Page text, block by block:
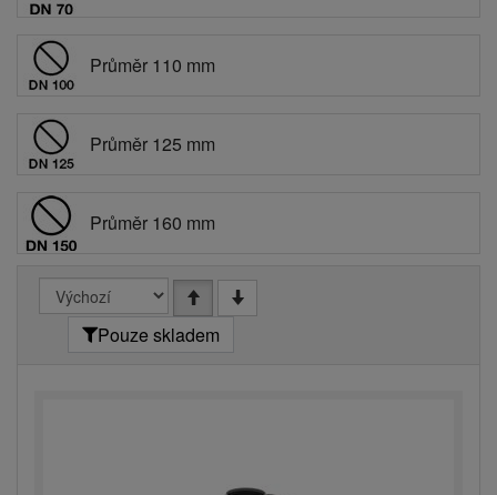
Průměr 110 mm
Průměr 125 mm
Průměr 160 mm
Pouze skladem